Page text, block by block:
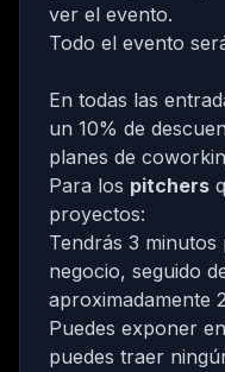
ver el evento.
Todo el evento
En todas las
un 10% de
planes de
Para los pitchers
proyectos:
Tendrás 3
negocio, seguido
aproximadamente
Puedes exponer
puedes traer